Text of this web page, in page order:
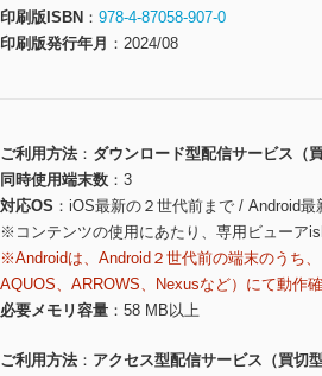
印刷版ISBN
978-4-87058-907-0
印刷版発行年月
2024/08
ご利用方法
ダウンロード型配信サービス（買
同時使用端末数
3
対応OS
iOS最新の２世代前まで / Android最
※コンテンツの使用にあたり、専用ビューア
※Androidは、Android２世代前の端末のうち
AQUOS、ARROWS、Nexusなど）にて動作
必要メモリ容量
58 MB以上
ご利用方法
アクセス型配信サービス（買切型